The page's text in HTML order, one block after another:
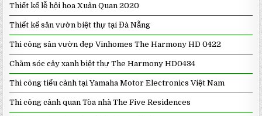
Thiết kế lễ hội hoa Xuân Quan 2020
Thiết kế sân vườn biệt thự tại Đà Nẵng
Thi công sân vườn đẹp Vinhomes The Harmony HD 0422
Chăm sóc cây xanh biệt thự The Harmony HD0434
Thi công tiểu cảnh tại Yamaha Motor Electronics Việt Nam
Thi công cảnh quan Tòa nhà The Five Residences